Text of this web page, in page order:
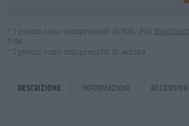
* I prezzi sono comprensivi di IVA. Più
0,08
* I prezzi sono comprensivi di accisa
Descrizione Informazioni Recensioni